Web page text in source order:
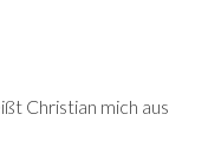
Christian mich aus